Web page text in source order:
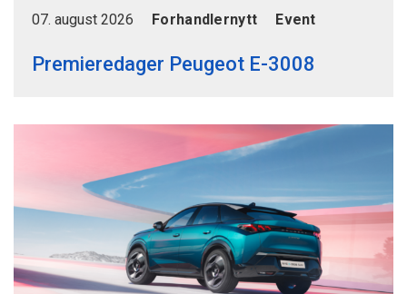
07. august 2026 Forhandlernytt Event
Premieredager Peugeot E-3008